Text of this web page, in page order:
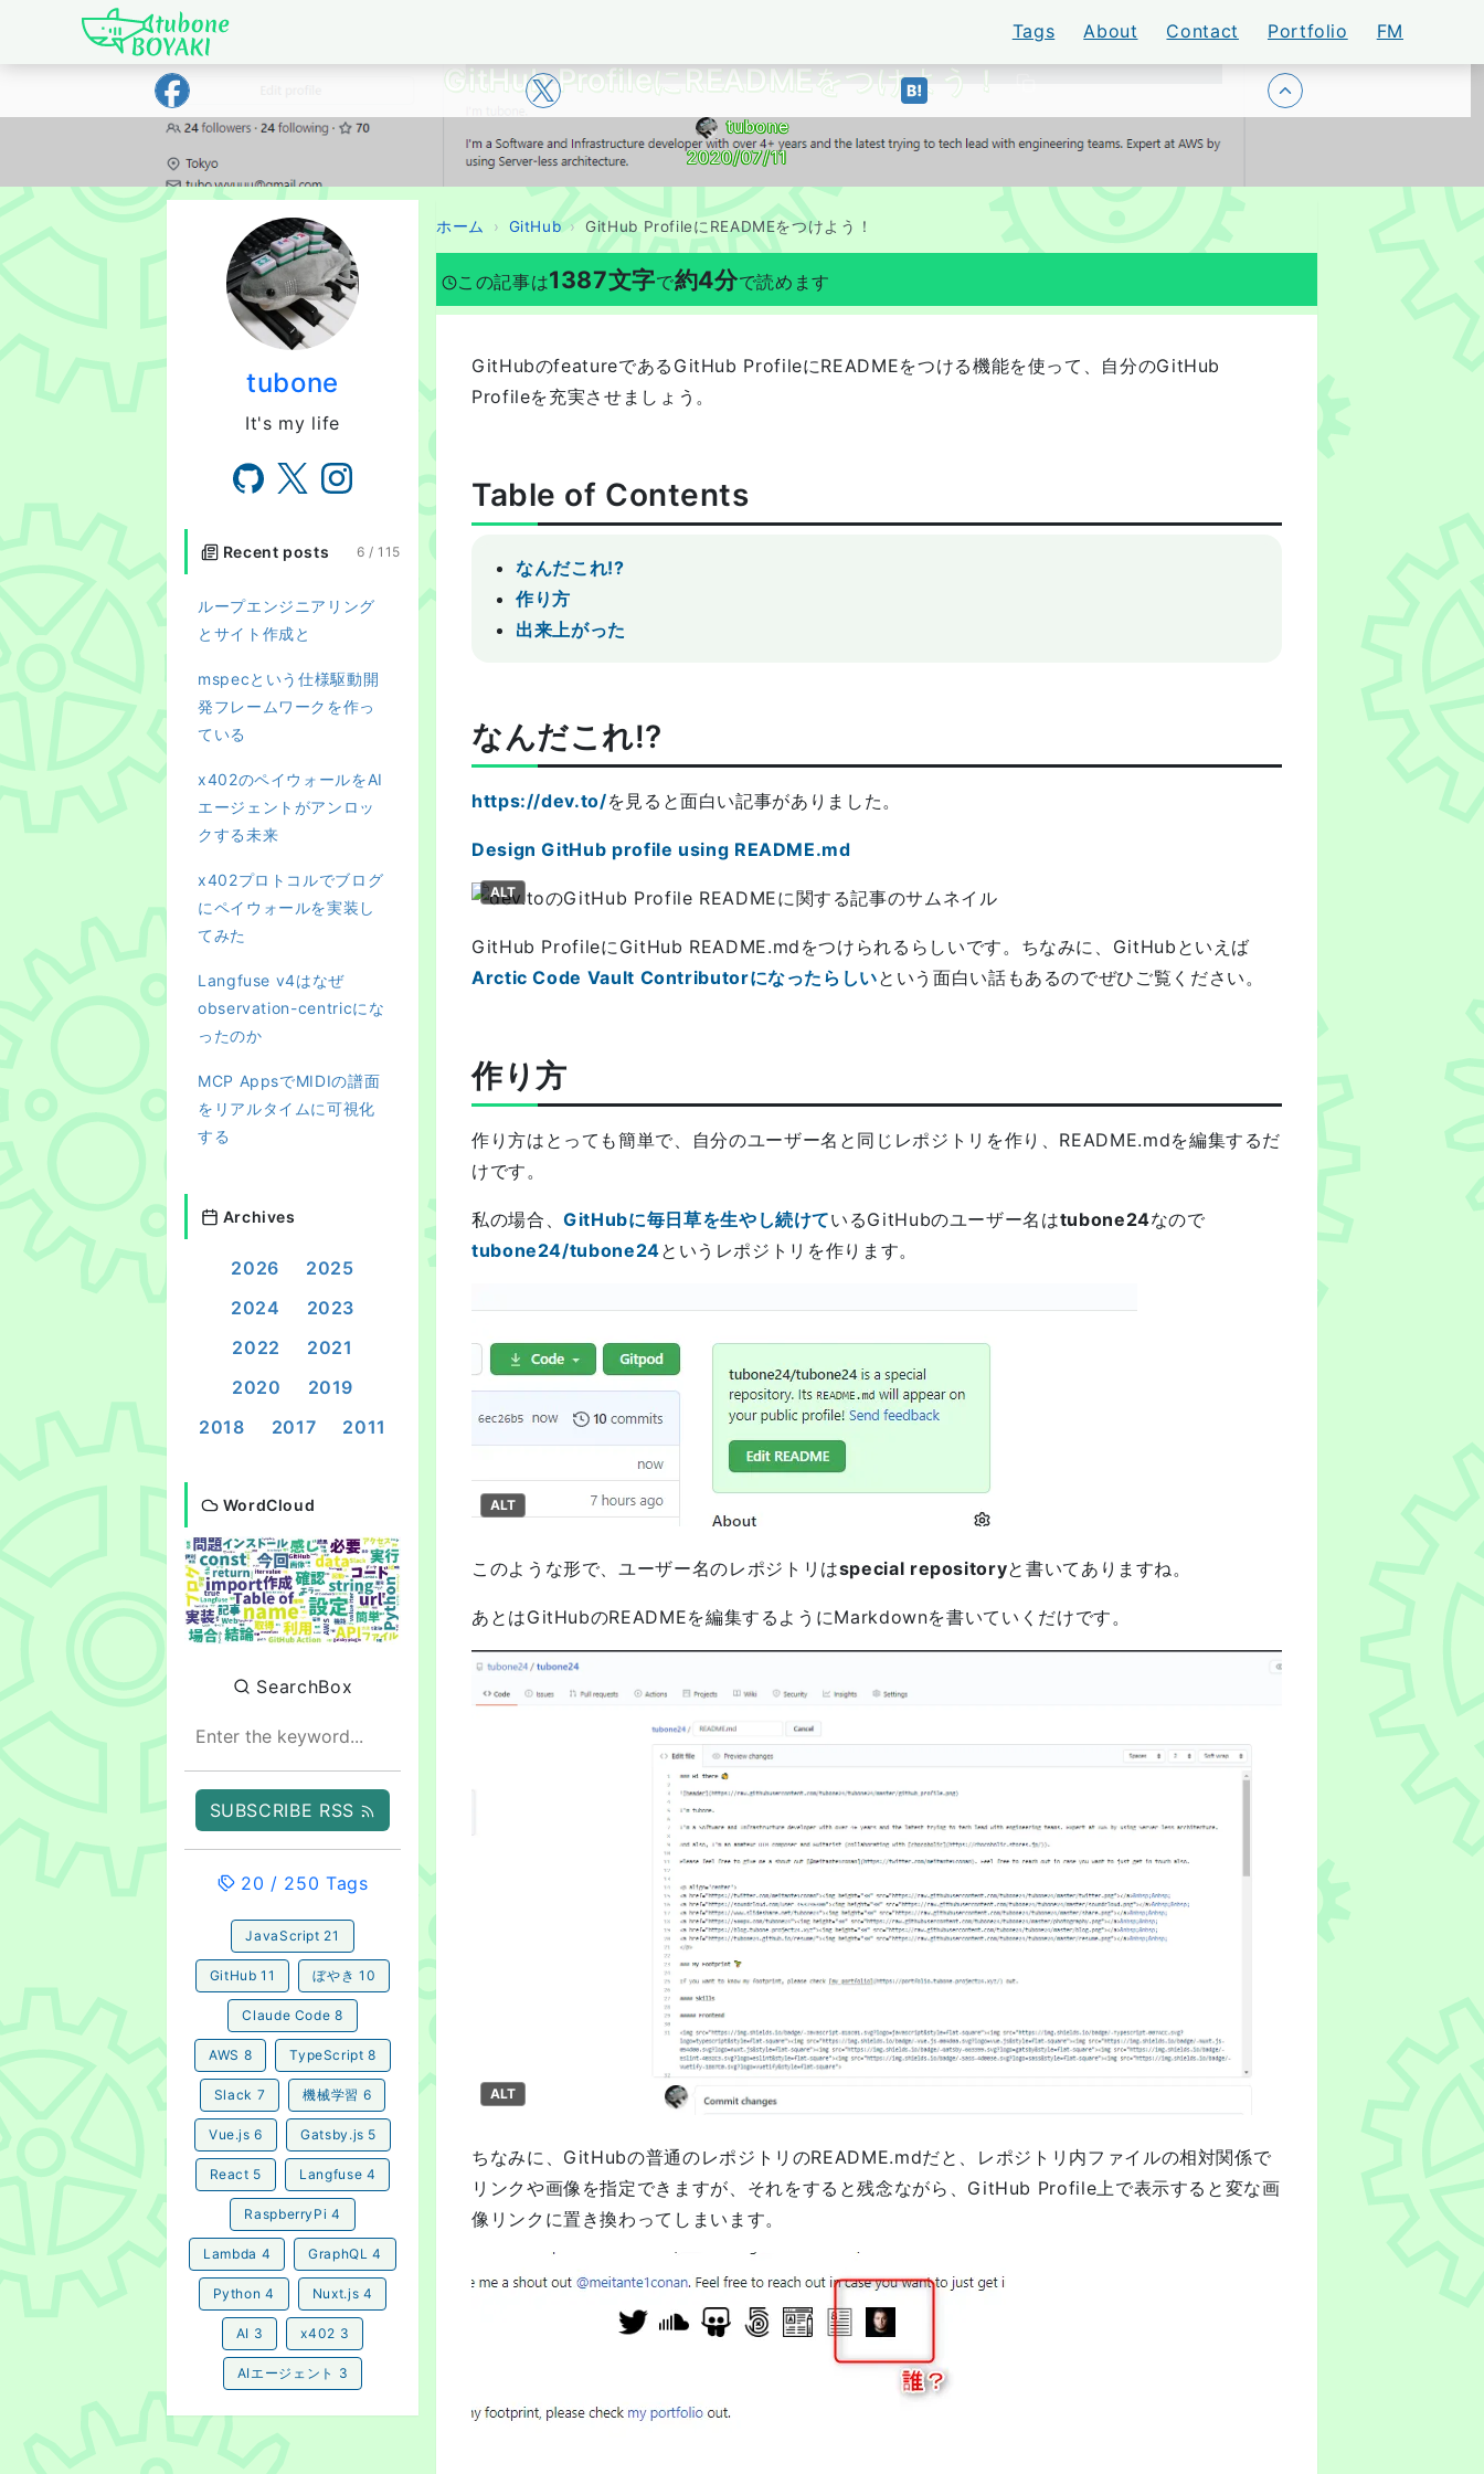
Japanese IT Developer's Blog tubone BOYAKI
Tags About Contact Portfolio FM
GitHub ProfileにREADMEをつけよう！
tubone
2020/07/11
tubone
It's my life
Recent posts 6 /115
ループエンジニアリング
とサイト作成と
mspecという仕様駆動開
発フレームワークを作っ
ている
x402のペイウォールをAI
エージェントがアンロッ
クする未来
x402プロトコルでブログ
にペイウォールを実装し
てみた
Langfuse v4はなぜ
observation-centricにな
ったのか
MCP AppsでMIDIの譜面
をリアルタイムに可視化
する
Archives
2026
2025
2024
2023
2022
2021
2020
2019
2018
2017 2011
WordCloud
SearchBox
SUBSCRIBE RSS
20 / 250 Tags
JavaScript 21
GitHub 11 ぼやき 10
Claude Code 8
AWS 8 TypeScript 8
Slack 7 機械学習 6
Vue.js 6 Gatsby.js 5
React 5 Langfuse 4
RaspberryPi 4
Lambda 4 GraphQL 4
Python 4 Nuxt.js 4
AI 3 x402 3
AIエージェント 3
ホーム GitHub GitHub ProfileにREADMEをつけよう！
この記事は1387文字で約4分で読めます
GitHubのfeatureであるGitHub ProfileにREADMEをつける機能を使って、自分のGitHub
Profileを充実させましょう。
Table of Contents
なんだこれ!?
作り方
出来上がった
なんだこれ!?
https://dev.to/を見ると面白い記事がありました。
Design GitHub profile using README.md
ALT
GitHub ProfileにGitHub README.mdをつけられるらしいです。ちなみに、GitHubといえば
Arctic Code Vault Contributorになったらしいという面白い話もあるのでぜひご覧ください。
作り方
作り方はとっても簡単で、自分のユーザー名と同じレポジトリを作り、README.mdを編集するだ
けです。
私の場合、GitHubに毎日草を生やし続けているGitHubのユーザー名はtubone24なので
tubone24/tubone24というレポジトリを作ります。
ALT
このような形で、ユーザー名のレポジトリはspecial repositoryと書いてありますね。
あとはGitHubのREADMEを編集するようにMarkdownを書いていくだけです。
ALT
ちなみに、GitHubの普通のレポジトリのREADME.mdだと、レポジトリ内ファイルの相対関係で
リンクや画像を指定できますが、それをすると残念ながら、GitHub Profile上で表示すると変な画
像リンクに置き換わってしまいます。
トップに戻る